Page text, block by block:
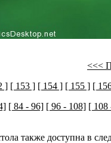
<<<
] [ 153 ] [ 154 ] [ 155 ] [
[ 84 - 96] [ 96 - 108] [ 108
также доступна в